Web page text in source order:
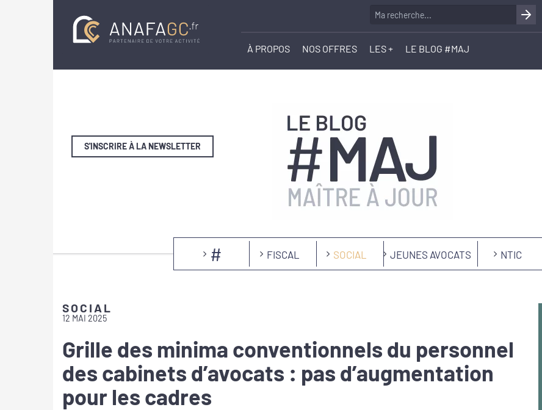
À PROPOS NOS OFFRES LES + LE BLOG #MAJ
S'INSCRIRE À LA NEWSLETTER
# FISCAL SOCIAL JEUNES AVOCATS NTIC
SOCIAL
12 MAI 2025
Grille des minima conventionnels du personnel
des cabinets d’avocats : pas d’augmentation
pour les cadres